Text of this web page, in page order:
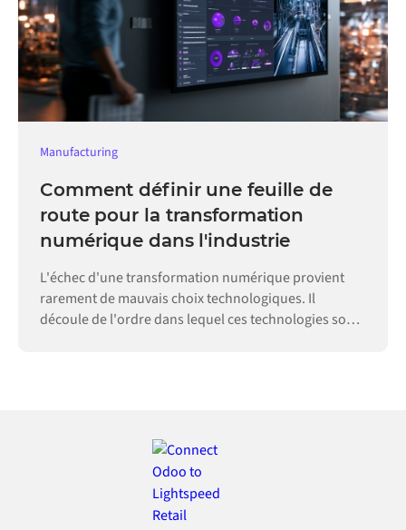
Manufacturing
Comment définir une feuille de
route pour la transformation
numérique dans l'industrie
L'échec d'une transformation numérique provient
rarement de mauvais choix technologiques. Il
découle de l'ordre dans lequel ces technologies sont